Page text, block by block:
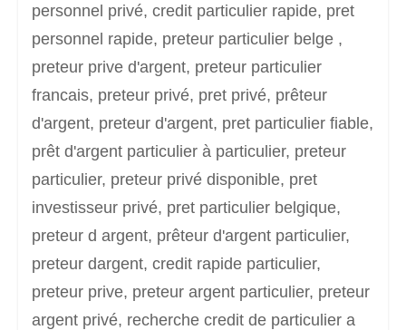
personnel privé, credit particulier rapide, pret
personnel rapide, preteur particulier belge ,
preteur prive d'argent, preteur particulier
francais, preteur privé, pret privé, prêteur
d'argent, preteur d'argent, pret particulier fiable,
prêt d'argent particulier à particulier, preteur
particulier, preteur privé disponible, pret
investisseur privé, pret particulier belgique,
preteur d argent, prêteur d'argent particulier,
preteur dargent, credit rapide particulier,
preteur prive, preteur argent particulier, preteur
argent privé, recherche credit de particulier a